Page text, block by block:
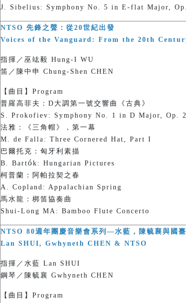
J. Sibelius: Symphony No. 5 in E-flat Major,
NTSO 先鋒之聲：從20世紀出發
Voices of the Vanguard: From the 20th
指揮／巫竑毅 Hung-I WU
笛／陳中申 Chung-Shen CHEN
【曲目】Program
普羅高菲夫：D大調第一號交響曲《古典》
S. Prokofiev: Symphony No. 1 in D Major, Op.
法雅：《三角帽》，第一幕
M. de Falla: Three Cornered Hat, Part I
巴爾托克：匈牙利素描
B. Bartók: Hungarian Pictures
柯普蘭：阿帕拉契之春
A. Copland: Appalachian Spring
馬水龍：梆笛協奏曲
Shui-Long MA: Bamboo Flute Concerto
NTSO 80週年團慶音樂會系列—水藍，陳毓襄與國
Lan SHUI, Gwhyneth CHEN & NTSO
指揮／水藍 Lan SHUI
鋼琴／陳毓襄 Gwhyneth CHEN
【曲目】Program